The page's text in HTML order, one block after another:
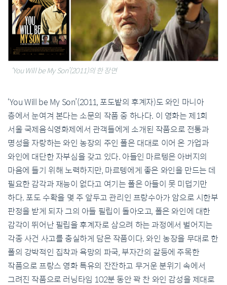
‘You Will be My Son’(2011)의 한 장면
‘You Will be My Son’(2011, 포도밭의 후계자)도 와인 마니아
층에서 눈여겨 본다는 소문의 작품 중 하나다. 이 영화는 제1회
서울 국제음식영화제에서 관객들에게 소개된 작품으로 전통과
명성을 자랑하는 와인 농장의 주인 폴은 대대로 이어 온 가업과
와인에 대단한 자부심을 갖고 있다. 아들인 마르텡은 아버지의
마음에 들기 위해 노력하지만, 마르텡에게 좋은 와인을 만드는 데
필요한 감각과 재능이 없다고 여기는 폴은 아들이 못 미덥기만
하다. 포도 수확을 몇 주 앞두고 관리인 프랑수아가 암으로 시한부
판정을 받게 되자 그의 아들 필립이 돌아오고, 폴은 와인에 대한
감각이 뛰어난 필립을 후계자로 삼으려 하는 과정에서 벌어지는
각종 사건 사고를 충실하게 담은 작품이다. 와인 농장을 무대로 한
폴의 강박적인 집착과 욕망의 파국, 부자간의 갈등에 주목한
작품으로 프랑스 영화 특유의 잔잔하고 무거운 분위기 속에서
그려진 작품으로 러닝타임 102분 동안 꽉 찬 와인 감성을 제대로